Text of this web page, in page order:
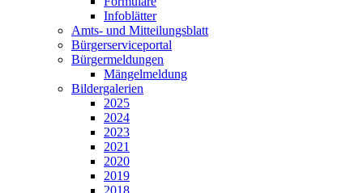
Infoblätter
Amts- und Mitteilungsblatt
Bürgerserviceportal
Bürgermeldungen
Mängelmeldung
Bildergalerien
2025
2024
2023
2021
2020
2019
2018